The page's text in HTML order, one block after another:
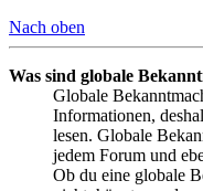
Nach oben
Was sind globale
Globale
Informationen,
lesen. Globale
jedem Forum und
Ob du eine globale